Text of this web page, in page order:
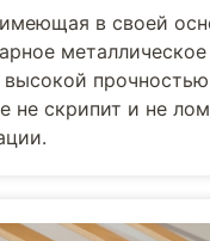
в своей
высокой
не скрипит и не